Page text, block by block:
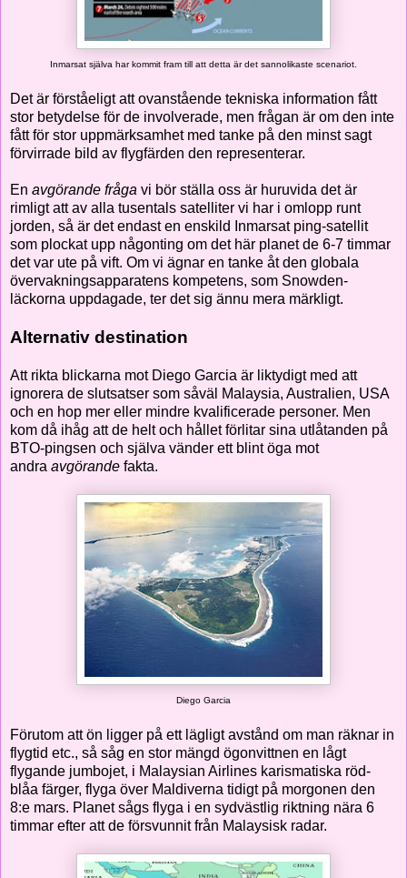
Inmarsat själva har kommit fram till att detta är det sannolikaste scenariot.
Det är förståeligt att ovanstående tekniska information fått
stor betydelse för de involverade, men frågan är om den inte
fått för stor uppmärksamhet med tanke på den minst sagt
förvirrade bild av flygfärden den representerar.
En avgörande fråga vi bör ställa oss är huruvida det är
rimligt att av alla tusentals satelliter vi har i omlopp runt
jorden, så är det endast en enskild Inmarsat ping-satellit
som plockat upp någonting om det här planet de 6-7 timmar
det var ute på vift. Om vi ägnar en tanke åt den globala
övervakningsapparatens kompetens, som Snowden-
läckorna uppdagade, ter det sig ännu mera märkligt.
Alternativ destination
Att rikta blickarna mot Diego Garcia är liktydigt med att
ignorera de slutsatser som såväl Malaysia, Australien, USA
och en hop mer eller mindre kvalificerade personer. Men
kom då ihåg att de helt och hållet förlitar sina utlåtanden på
BTO-pingsen och själva vänder ett blint öga mot
andra avgörande fakta.
Diego Garcia
Förutom att ön ligger på ett lägligt avstånd om man räknar in
flygtid etc., så såg en stor mängd ögonvittnen en lågt
flygande jumbojet, i Malaysian Airlines karismatiska röd-
blåa färger, flyga över Maldiverna tidigt på morgonen den
8:e mars. Planet sågs flyga i en sydvästlig riktning nära 6
timmar efter att de försvunnit från Malaysisk radar.